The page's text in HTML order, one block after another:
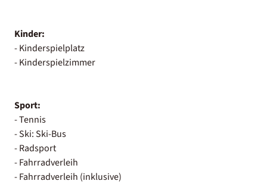
Kinder:
- Kinderspielplatz
- Kinderspielzimmer
Sport:
- Tennis
- Ski: Ski-Bus
- Radsport
- Fahrradverleih
- Fahrradverleih (inklusive)